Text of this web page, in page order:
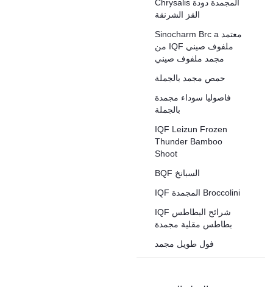
Chrysalis المجمدة دودة
القز الشرنقة
Sinocharm Brc a معتمد
من IQF ملفوف صيني
مجمد ملفوف صيني
حمص مجمد بالجملة
فاصوليا سوداء مجمدة
بالجملة
IQF Leizun Frozen
Thunder Bamboo
Shoot
BQF السبانخ
IQF المجمدة Broccolini
IQF شرائح البطاطس
بطاطس مقلية مجمدة
فول طويل مجمد